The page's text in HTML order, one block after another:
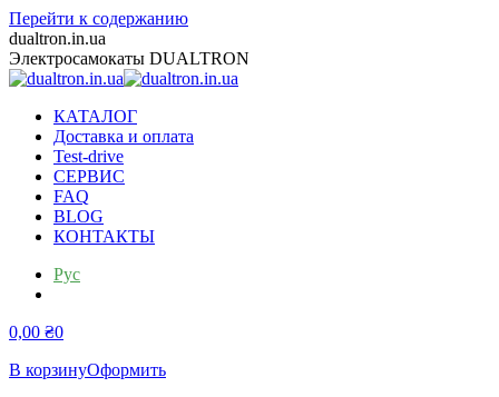
Перейти к содержанию
dualtron.in.ua
Электросамокаты DUALTRON
КАТАЛОГ
Доставка и оплата
Test-drive
СЕРВИС
FAQ
BLOG
КОНТАКТЫ
Рус
0,00 ₴0
В корзинуОформить